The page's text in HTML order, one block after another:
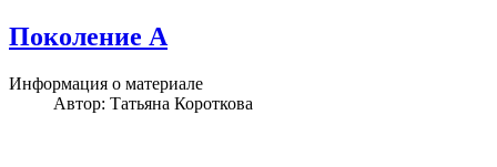
Поколение А
Информация о материале
Автор: Татьяна Короткова